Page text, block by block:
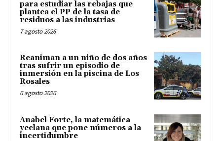
para estudiar las rebajas que
plantea el PP de la tasa de
residuos a las industrias
7 agosto 2026
Reaniman a un niño de dos años
tras sufrir un episodio de
inmersión en la piscina de Los
Rosales
6 agosto 2026
Anabel Forte, la matemática
yeclana que pone números a la
incertidumbre